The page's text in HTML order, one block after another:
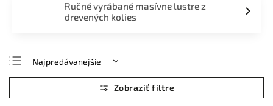
Ručné vyrábané masívne lustre z
drevených kolies
Najpredávanejšie
Najlacnejšie
Najdrahšie